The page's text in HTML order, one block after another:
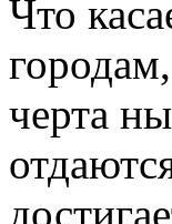
Что
черта